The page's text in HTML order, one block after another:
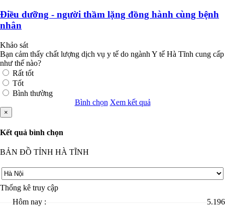
Điều dưỡng - người thầm lặng đồng hành cùng bệnh
nhân
Khảo sát
Bạn cảm thấy chất lượng dịch vụ y tế do ngành Y tế Hà Tĩnh cung cấp
như thế nào?
Rất tốt
Tốt
Bình thường
Bình chọn Xem kết quả
×
Kết quả bình chọn
BẢN ĐỒ TỈNH HÀ TĨNH
Thống kê truy cập
Hôm nay :
5.196